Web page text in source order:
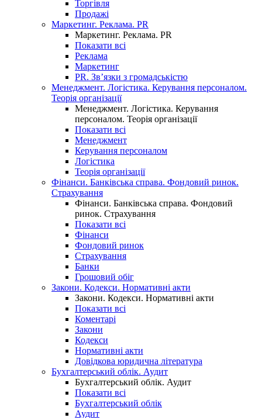
Торгівля
Продажі
Маркетинг. Реклама. PR
Маркетинг. Реклама. PR
Показати всі
Реклама
Маркетинг
PR. Зв’язки з громадськістю
Менеджмент. Логістика. Керування персоналом.
Теорія організації
Менеджмент. Логістика. Керування
персоналом. Теорія організації
Показати всі
Менеджмент
Керування персоналом
Логістика
Теорія організації
Фінанси. Банківська справа. Фондовий ринок.
Страхування
Фінанси. Банківська справа. Фондовий
ринок. Страхування
Показати всі
Фінанси
Фондовий ринок
Страхування
Банки
Грошовий обіг
Закони. Кодекси. Нормативні акти
Закони. Кодекси. Нормативні акти
Показати всі
Коментарі
Закони
Кодекси
Нормативні акти
Довідкова юридична література
Бухгалтерський облік. Аудит
Бухгалтерський облік. Аудит
Показати всі
Бухгалтерський облік
Аудит